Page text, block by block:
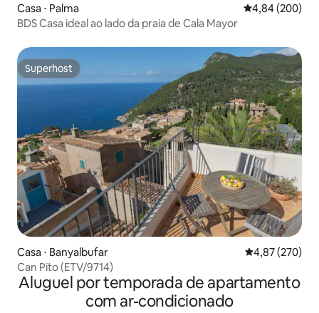
Casa ⋅ Palma 4,84 de uma
4,84 (200)
BDS Casa ideal ao lado da praia de Cala Mayor
Superhost
Superhost
Casa ⋅ Banyalbufar 4,87 de uma
4,87 (270)
Can Pito (ETV/9714)
Aluguel por temporada de apartamento
com ar-condicionado